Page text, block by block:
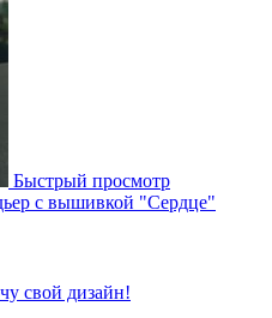
Быстрый просмотр
с вышивкой "Сердце"
свой дизайн!